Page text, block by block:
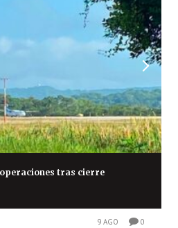
tras cierre
9 AGO 0